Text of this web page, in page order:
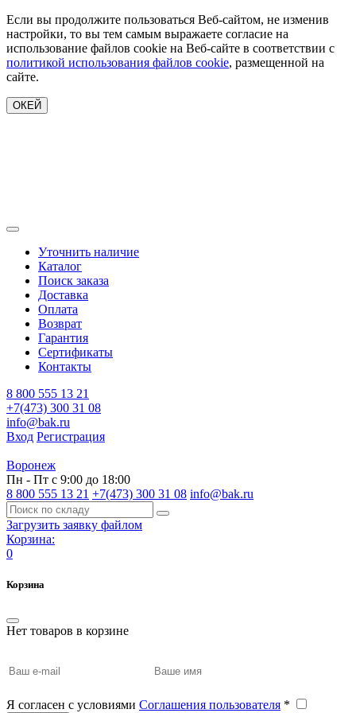
Если вы продолжите пользоваться Веб-сайтом, не изменив
настройки, то вы тем самым выражаете согласие на
использование файлов cookie на Веб-сайте в соответствии с
политикой использования файлов cookie, размещенной на
сайте.
ОКЕЙ
Уточнить наличие
Каталог
Поиск заказа
Доставка
Оплата
Возврат
Гарантия
Сертификаты
Контакты
8 800 555 13 21
+7(473) 300 31 08
info@bak.ru
Вход Регистрация
Воронеж
Пн - Пт с 9:00 до 18:00
8 800 555 13 21 +7(473) 300 31 08 info@bak.ru
Загрузить заявку файлом
Корзина:
0
Корзина
Нет товаров в корзине
Я согласен с условиями Соглашения пользователя *